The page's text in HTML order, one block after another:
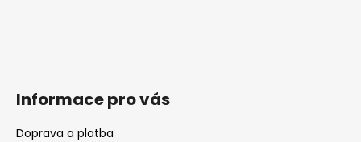
Informace pro vás
Doprava a platba